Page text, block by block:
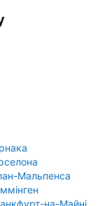
Мальпенса
на-Майні